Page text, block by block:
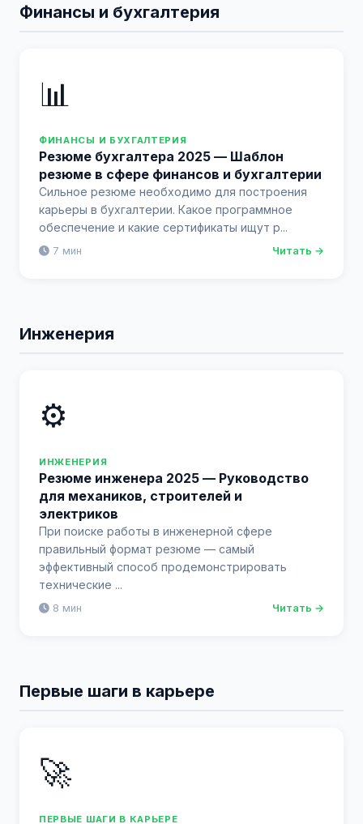
Финансы и бухгалтерия
📊
ФИНАНСЫ И БУХГАЛТЕРИЯ
Резюме бухгалтера 2025 — Шаблон
резюме в сфере финансов и бухгалтерии
Сильное резюме необходимо для построения
карьеры в бухгалтерии. Какое программное
обеспечение и какие сертификаты ищут р...
7 мин Читать →
Инженерия
⚙️
ИНЖЕНЕРИЯ
Резюме инженера 2025 — Руководство
для механиков, строителей и
электриков
При поиске работы в инженерной сфере
правильный формат резюме — самый
эффективный способ продемонстрировать
технические ...
8 мин Читать →
Первые шаги в карьере
🚀
ПЕРВЫЕ ШАГИ В КАРЬЕРЕ